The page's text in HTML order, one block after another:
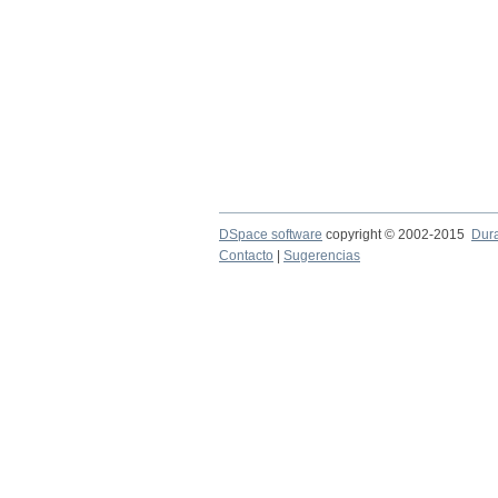
DSpace software copyright © 2002-2015
Contacto
Sugerencias